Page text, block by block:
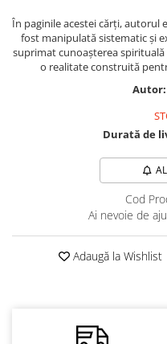
Creștinism
Vindecare
Psihologie practică
Inspiraţie divină
Viaţa de după moarte
În paginile acestei cărți, autorul
fost manipulată sistematic și
suprimat cunoașterea
o realitate construită
Autor:
Durată de
Cod
Ai nevoie de
Adaugă la Wishlist